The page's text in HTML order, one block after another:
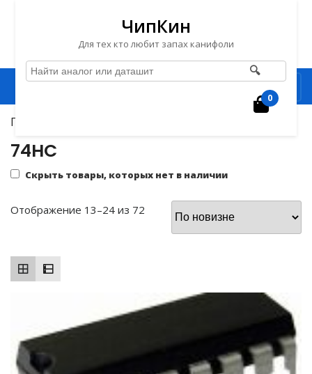
Перейти
содержимому
ЧипКин
Для тех кто любит запах канифоли
🔍
0
Главная
74HC
Скрыть товары, которых нет в наличии
Отображение 13–24 из 72